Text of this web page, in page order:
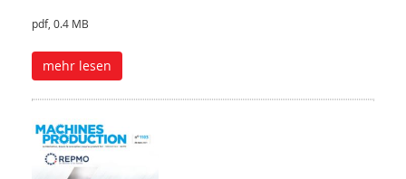
pdf, 0.4 MB
mehr lesen